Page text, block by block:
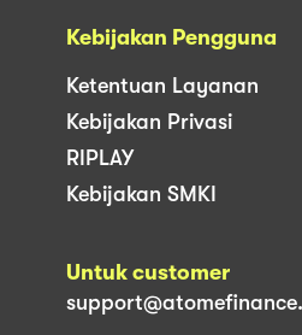
Kebijakan Pengguna
Ketentuan Layanan
Kebijakan Privasi
RIPLAY
Kebijakan SMKI
Untuk customer